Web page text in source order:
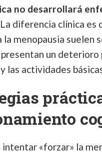
no desarrollará
diferencia clínica es
la menopausia
un
las actividades
intentar «forzar» la